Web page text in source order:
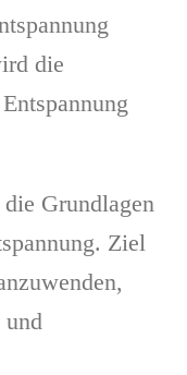
die
Grundlagen
Ziel
und